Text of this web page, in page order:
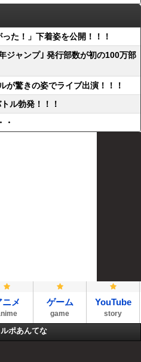
た！」下着姿を公開！！！
ジャンプ｣ 発行部数が初の100万部
が驚きの姿でライブ出演！！！
ル勃発！！！
・
ニメ ゲーム
game
YouTube
story
ルポあんてな